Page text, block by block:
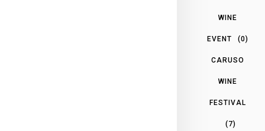
WINE
EVENT (0)
CARUSO
WINE
FESTIVAL
(7)